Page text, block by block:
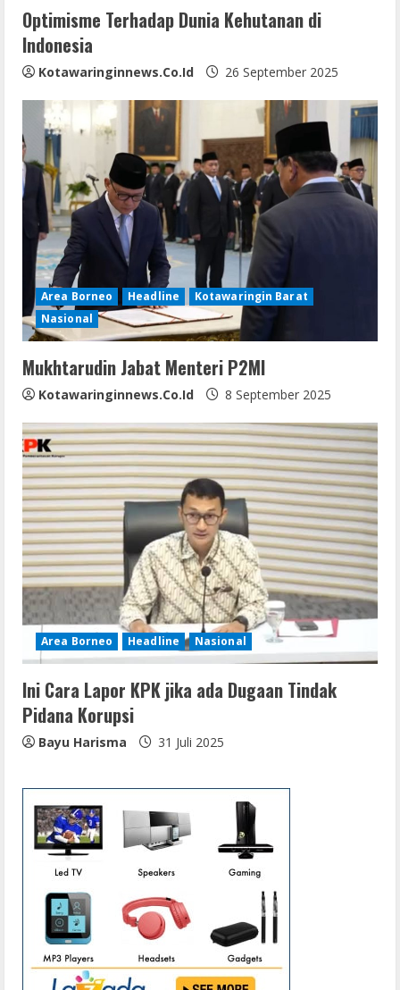
g
Optimisme Terhadap Dunia Kehutanan di
Indonesia
Kotawaringinnews.co.id 26 September 2025
Area Borneo Headline
Kotawaringin Barat
Nasional
Mukhtarudin Jabat Menteri P2MI
Kotawaringinnews.co.id 8 September 2025
Area Borneo Headline Nasional
Ini Cara Lapor KPK jika ada Dugaan Tindak
Pidana Korupsi
Bayu Harisma 31 Juli 2025